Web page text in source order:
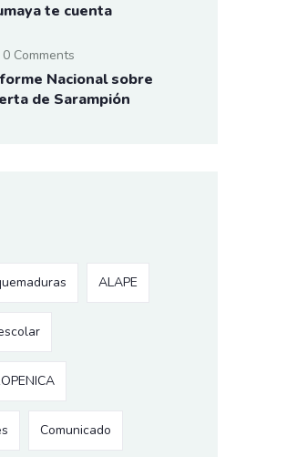
te cuenta
0 Comments
Nacional sobre
de Sarampión
ALAPE
Comunicado